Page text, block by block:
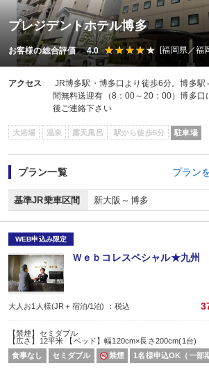
プレジデントホテル博多
お客様の総合評価 4.0 [福岡県／福
アクセス
JR博多駅・博多口より徒歩6分。博多
間無料送迎有（8：00～20：00）博多口
後ご連絡下さい
大浴場 温泉 露天風呂 駅から徒歩5分 駐車場
プラン一覧 プラン
基準JR乗車区間 新大阪～博多
WEB申込み限定
Ｗｅｂコレスペシャル★九州
大人お1人様(JR＋宿泊/1泊) ：税込
【禁煙】セミダブル
【広さ】12平米 【ベッド】幅120cm×長さ200cm(1台)
食事なし
セミダブル 禁煙 1名様申込OK（一部